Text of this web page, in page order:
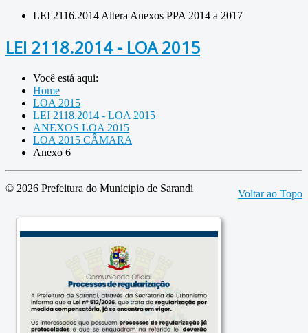
LEI 2116.2014 Altera Anexos PPA 2014 a 2017
LEI 2118.2014 - LOA 2015
Você está aqui:
Home
LOA 2015
LEI 2118.2014 - LOA 2015
ANEXOS LOA 2015
LOA 2015 CÂMARA
Anexo 6
Voltar ao Topo
© 2026 Prefeitura do Municipio de Sarandi